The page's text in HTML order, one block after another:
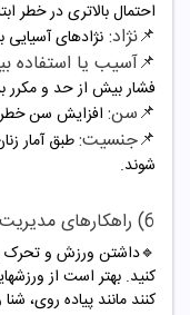
احتمال بالاتری در خطر
📌نژاد: نژادهای آسیایی
📌آسیب یا استفاده
فشار بیش از حد و مکرر
📌سن: افزایش سن خطر
📌جنسیت:طبق آمار
شوند.
6) راهکارهای مدیریت آرتروز چیست؟
کنید. بهتر است از
کنند مانند پیاده روی،